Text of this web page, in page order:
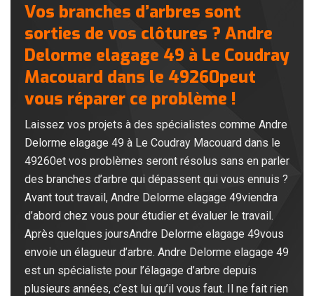
Vos branches d’arbres sont
sorties de vos clôtures ? Andre
Delorme elagage 49 à Le Coudray
Macouard dans le 49260peut
vous réparer ce problème !
Laissez vos projets à des spécialistes comme Andre
Delorme elagage 49 à Le Coudray Macouard dans le
49260et vos problèmes seront résolus sans en parler
des branches d’arbre qui dépassent qui vous ennuis ?
Avant tout travail, Andre Delorme elagage 49viendra
d’abord chez vous pour étudier et évaluer le travail.
Après quelques joursAndre Delorme elagage 49vous
envoie un élagueur d’arbre. Andre Delorme elagage 49
est un spécialiste pour l’élagage d’arbre depuis
plusieurs années, c’est lui qu’il vous faut. Il ne fait rien